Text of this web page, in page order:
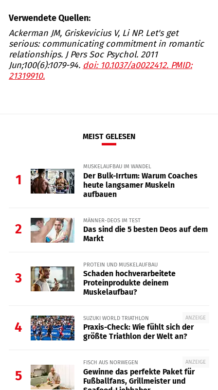
Verwendete Quellen:
Ackerman JM, Griskevicius V, Li NP. Let's get
serious: communicating commitment in romantic
relationships. J Pers Soc Psychol. 2011
Jun;100(6):1079-94. doi: 10.1037/a0022412. PMID:
21319910.
MEIST GELESEN
1
MUSKELAUFBAU IM WANDEL
Der Bulk-Irrtum: Warum Coaches
heute langsamer Muskeln
aufbauen
2
MÄNNER-DEOS IM TEST
Das sind die 5 besten Deos auf dem
Markt
3
PROTEIN UND MUSKELAUFBAU
Schaden hochverarbeitete
Proteinprodukte deinem
Muskelaufbau?
4
ANZEIGE
SUZUKI WORLD TRIATHLON
Praxis-Check: Wie fühlt sich der
größte Triathlon der Welt an?
5
ANZEIGE
FISCH AUS NORWEGEN
Gewinne das perfekte Paket für
Fußballfans, Grillmeister und